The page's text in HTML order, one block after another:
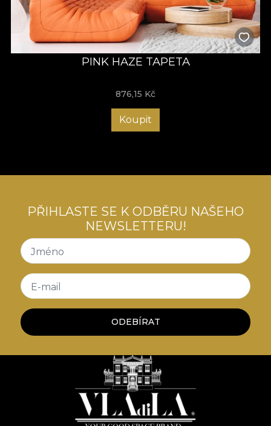
PINK HAZE TAPETA
876,15 Kč
Koupit
PŘIHLASTE SE K ODBĚRU NAŠEHO
NEWSLETTERU!
Jméno
E-mail
ODEBÍRAT